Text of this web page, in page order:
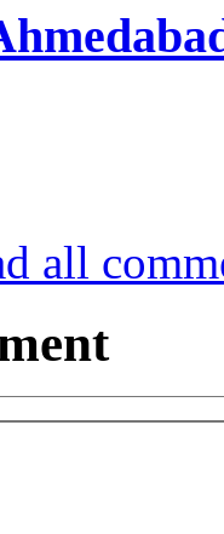
all